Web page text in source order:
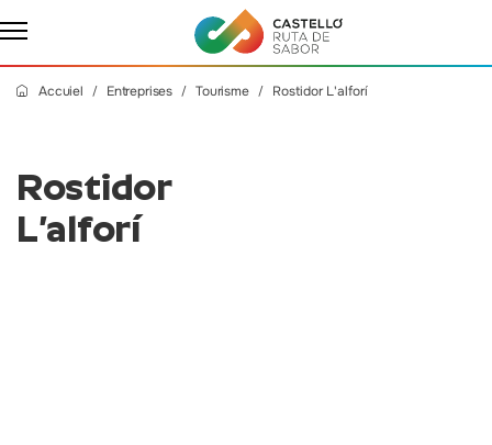
Accuiel Entreprises Tourisme Rostidor L'alforí
Rostidor
L’alforí